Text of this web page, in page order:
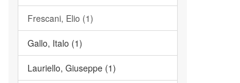
Frescani, Elio (1)
Gallo, Italo (1)
Lauriello, Giuseppe (1)